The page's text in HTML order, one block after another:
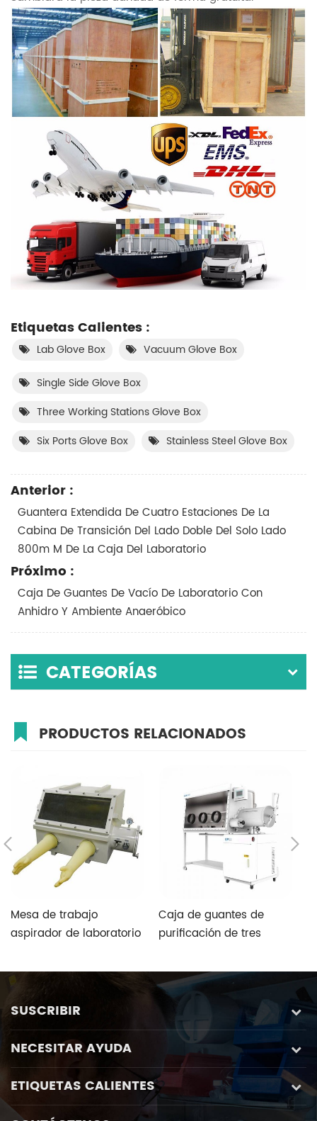
Etiquetas Calientes :
Lab Glove Box Vacuum Glove Box
Single Side Glove Box
Three Working Stations Glove Box
Six Ports Glove Box
Stainless Steel Glove Box
Anterior :
Guantera Extendida De Cuatro Estaciones De La
Cabina De Transición Del Lado Doble Del Solo Lado
800m M De La Caja Del Laboratorio
Próximo :
Caja De Guantes De Vacío De Laboratorio Con
Anhidro Y Ambiente Anaeróbico
CATEGORÍAS
PRODUCTOS RELACIONADOS
Mesa de trabajo
aspirador de laboratorio
Caja de guantes de
purificación de tres
un solo lado de
laboratorio
SUSCRIBIR
NECESITAR AYUDA
ETIQUETAS CALIENTES